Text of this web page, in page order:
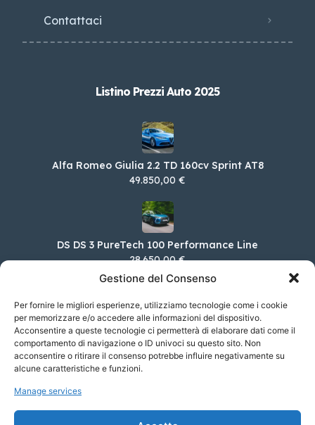
Gestione del Consenso
Per fornire le migliori esperienze, utilizziamo tecnologie come i cookie
per memorizzare e/o accedere alle informazioni del dispositivo.
Acconsentire a queste tecnologie ci permetterà di elaborare dati come il
comportamento di navigazione o ID univoci su questo sito. Non
acconsentire o ritirare il consenso potrebbe influire negativamente su
alcune caratteristiche e funzioni.
Manage services
Contattaci
Listino Prezzi Auto 2025
Alfa Romeo Giulia 2.2 TD 160cv Sprint AT8
49.850,00 €
DS DS 3 PureTech 100 Performance Line
28.650,00 €
Alfa Romeo Tonale 1.5 160cv Hybrid TCT7
Sprint
41.150,00 €
Ferrari SF90 XX Spider 4.0 Hybrid XX DCT 4WD